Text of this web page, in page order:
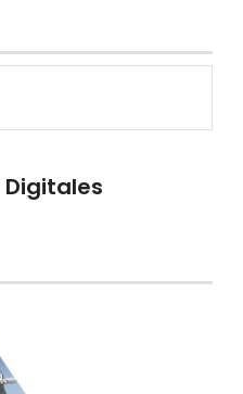
Digitales